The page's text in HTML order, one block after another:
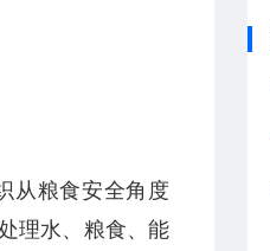
从粮食安全角度
理水、粮食、能